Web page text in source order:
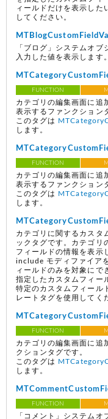
ィールドだけを表示した
してください。
「ブログ」システムオ
入力した値を表示します。
FUNCTION
カテゴリの編集画面に追
表示するファンクション
このタグは
します。
FUNCTION
カテゴリの編集画面に追
表示するファンクション
このタグは
します。
カテゴリに関するカスタ
ックタグです。カテゴリ
フィールドの情報を表示
include モディファイア
ィールドのみを対象にで
指定したカスタムフィー
特定のカスタムフィール
レートタグを使用してく
FUNCTION
カテゴリの編集画面に追
クションタグです。
このタグは
します。
FUNCTION
「コメント」システム